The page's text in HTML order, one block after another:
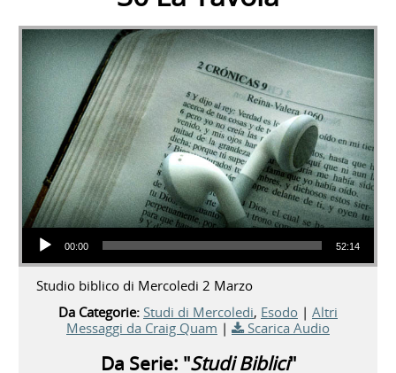
Audio Player
00:00 52:14
Studio biblico di Mercoledi 2 Marzo
Da Categorie: Studi di Mercoledi, Esodo | Altri
Messaggi da Craig Quam | Scarica Audio
Da Serie: "Studi Biblici"